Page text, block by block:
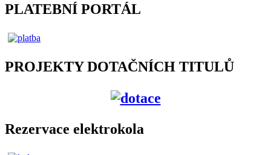
PLATEBNÍ PORTÁL
PROJEKTY DOTAČNÍCH TITULŮ
Rezervace elektrokola